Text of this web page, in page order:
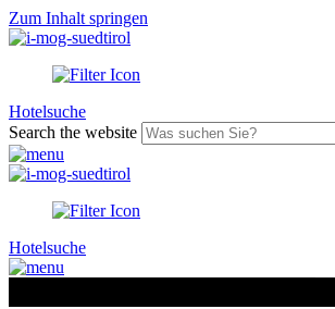
Zum Inhalt springen
Hotelsuche
Search the website
Hotelsuche